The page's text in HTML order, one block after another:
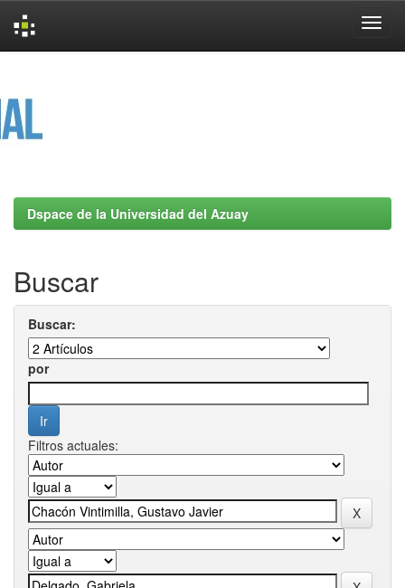
Dspace de la Universidad del Azuay
Buscar
Buscar:
por
Filtros actuales: